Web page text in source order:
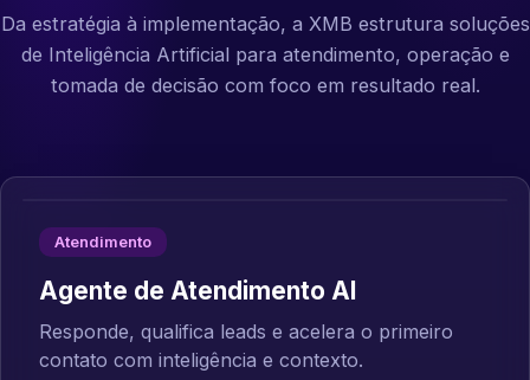
Da estratégia à implementação, a XMB estrutura soluções
de Inteligência Artificial para atendimento, operação e
tomada de decisão com foco em resultado real.
Atendimento
Agente de Atendimento AI
Responde, qualifica leads e acelera o primeiro
contato com inteligência e contexto.